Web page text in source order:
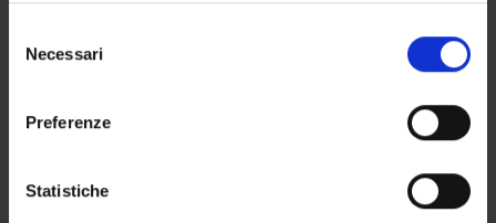
modificare o revocare il proprio consenso in qualsiasi
momento dalla Dichiarazione sui cookie o facendo clic
raccogliere informazioni sulla tua posizione
geografica, con un'approssimazione di qualche
delNecessari
Preferenze
Statistiche
SECTIONS